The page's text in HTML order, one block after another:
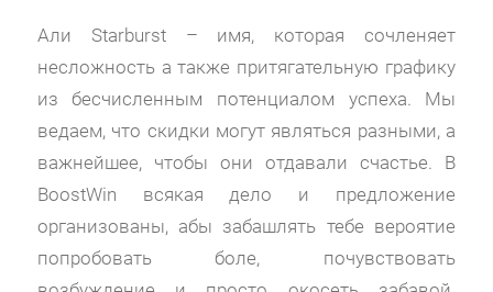
Али Starburst – имя, которая сочленяет
несложность а также притягательную графику
из бесчисленным потенциалом успеха. Мы
ведаем, что скидки могут являться разными, а
важнейшее, чтобы они отдавали счастье. В
BoostWin всякая дело и предложение
организованы, абы забашлять тебе вероятие
попробовать боле, почувствовать